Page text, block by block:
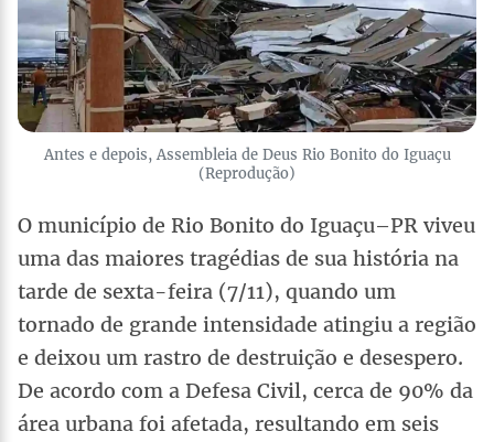
Antes e depois, Assembleia de Deus Rio Bonito do Iguaçu
(Reprodução)
O município de Rio Bonito do Iguaçu–PR viveu
uma das maiores tragédias de sua história na
tarde de sexta-feira (7/11), quando um
tornado de grande intensidade atingiu a região
e deixou um rastro de destruição e desespero.
De acordo com a Defesa Civil, cerca de 90% da
área urbana foi afetada, resultando em seis